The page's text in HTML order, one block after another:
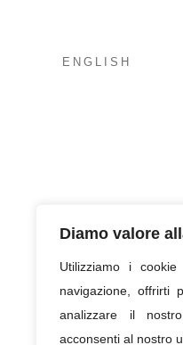
Diamo valore
Utilizziamo i
navigazione, offrirti
analizzare il
acconsenti al nostro
ENGLISH